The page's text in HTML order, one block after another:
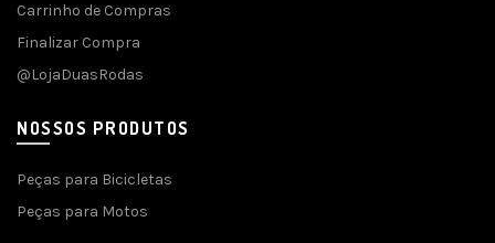
Carrinho de Compras
Finalizar Compra
@LojaDuasRodas
NOSSOS PRODUTOS
Peças para Bicicletas
Peças para Motos